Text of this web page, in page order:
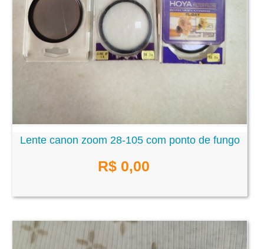
Lente canon zoom 28-105 com ponto de fungo
R$ 0,00